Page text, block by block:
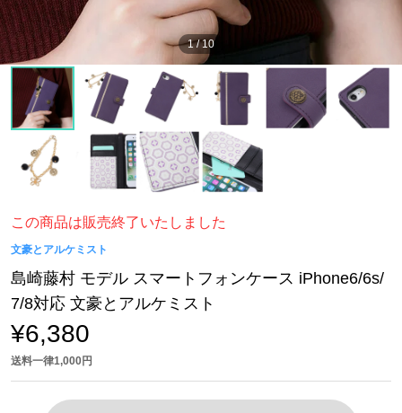
1/10
この商品は販売終了いたしました
文豪とアルケミスト
島崎藤村 モデル スマートフォンケース iPhone6/6s/
7/8対応 文豪とアルケミスト
¥6,380
送料一律1,000円